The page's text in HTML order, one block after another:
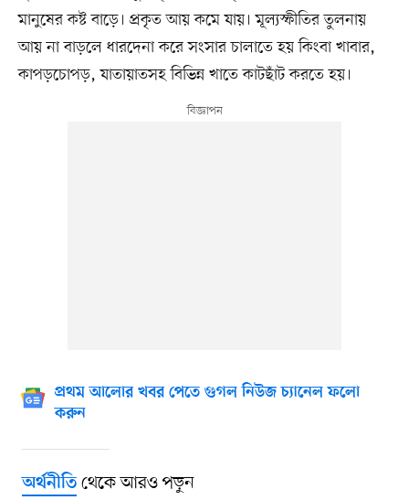
মানুষের কষ্ট বাড়ে। প্রকৃত আয় কমে যায়। মূল্যস্ফীতির তুলনায়
আয় না বাড়লে ধারদেনা করে সংসার চালাতে হয় কিংবা খাবার,
কাপড়চোপড়, যাতায়াতসহ বিভিন্ন খাতে কাটছাঁট করতে হয়।
প্রথম আলোর খবর পেতে গুগল নিউজ চ্যানেল ফলো
করুন
অর্থনীতিথেকে আরও পড়ুন